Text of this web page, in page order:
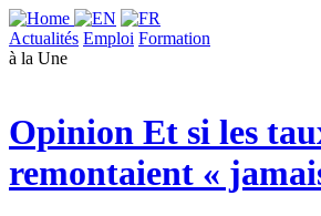
Actualités Emploi Formation
à la Une
Opinion Et si les
remontaient «